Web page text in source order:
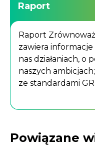
Raport
Raport
zawiera
nas działaniach, o
naszych
ze standardami
Powiązane